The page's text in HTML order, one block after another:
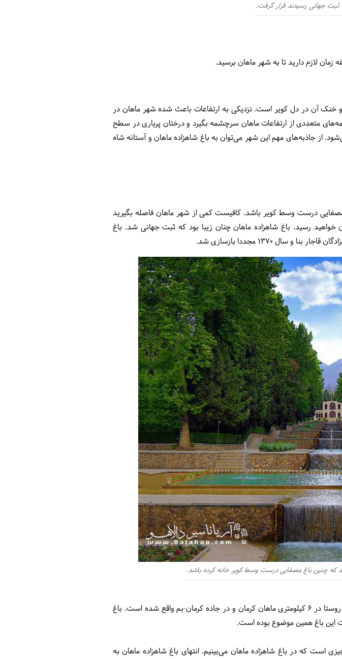
خنک آن در دل کویر است. نزدیکی به ارتفاعات باعث شده شهر ماهان در
متعددی از ارتفاعات ماهان سرچشمه بگیرد و درختان پرباری در سطح
از جاذبه‌های مهم این شهر می‌توان به باغ شاهزاده ماهان و آستانه شاه
مصفایی درست وسط کویر باشد. کافیست کمی از شهر ماهان فاصله بگیرید
رسید. باغ شاهزاده ماهان چنان زیبا بود که ثبت جهانی شد. باغ
شد که چنین باغ مصفایی درست وسط کویر خانه کرده باشد.
برای رفتن به باغ شاهزاده ماهان باید به سمت روستای اختیارآباد بروید. این روستا در 6 کیلومتری ماهان کرمان و در جاده کرمان-بم واقع شده است. باغ
این باغ همین موضوع بوده است.
که در باغ شاهزاده ماهان می‌بینیم. انتهای باغ شاهزاده ماهان به